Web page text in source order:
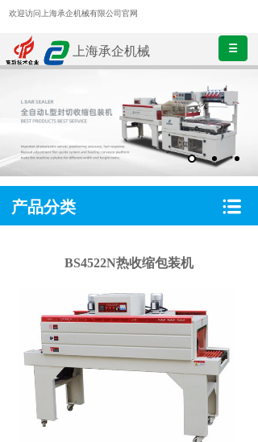
欢迎访问上海承企机械有限公司官网
上海承企机械
产品分类
BS4522N热收缩包装机